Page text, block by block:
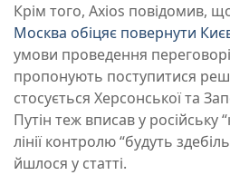
Крім того, Axios повідомив,
Москва обіцяє повернути
умови проведення
пропонують поступитися
стосується Херсонської та
Путін теж вписав у російську
лінії контролю “будуть
йшлося у статті.